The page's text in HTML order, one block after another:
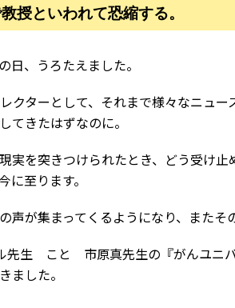
授といわれて恐縮する。
日、うろたえました。
クターとして、それまで様々なニュ
てきたはずなのに。
実を突きつけられたとき、どう受け
至ります。
声が集まってくるようになり、またそ
生 こと 市原真先生の『がんユニ
ました。